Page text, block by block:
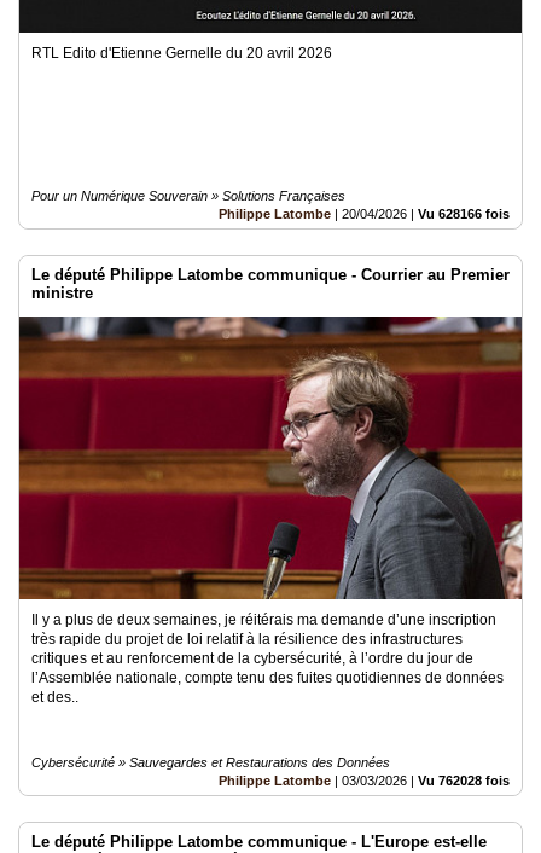
RTL Edito d'Etienne Gernelle du 20 avril 2026
Pour un Numérique Souverain » Solutions Françaises
Philippe Latombe | 20/04/2026 | Vu 628166 fois
Le député Philippe Latombe communique - Courrier au Premier
ministre
Il y a plus de deux semaines, je réitérais ma demande d’une inscription
très rapide du projet de loi relatif à la résilience des infrastructures
critiques et au renforcement de la cybersécurité, à l’ordre du jour de
l’Assemblée nationale, compte tenu des fuites quotidiennes de données
et des..
Cybersécurité » Sauvegardes et Restaurations des Données
Philippe Latombe | 03/03/2026 | Vu 762028 fois
Le député Philippe Latombe communique - L'Europe est-elle